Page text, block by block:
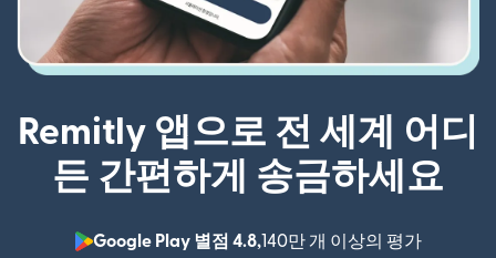
Remitly 앱으로 전 세계 어디
든 간편하게 송금하세요
Google Play 별점 4.8,140만 개 이상의 평가